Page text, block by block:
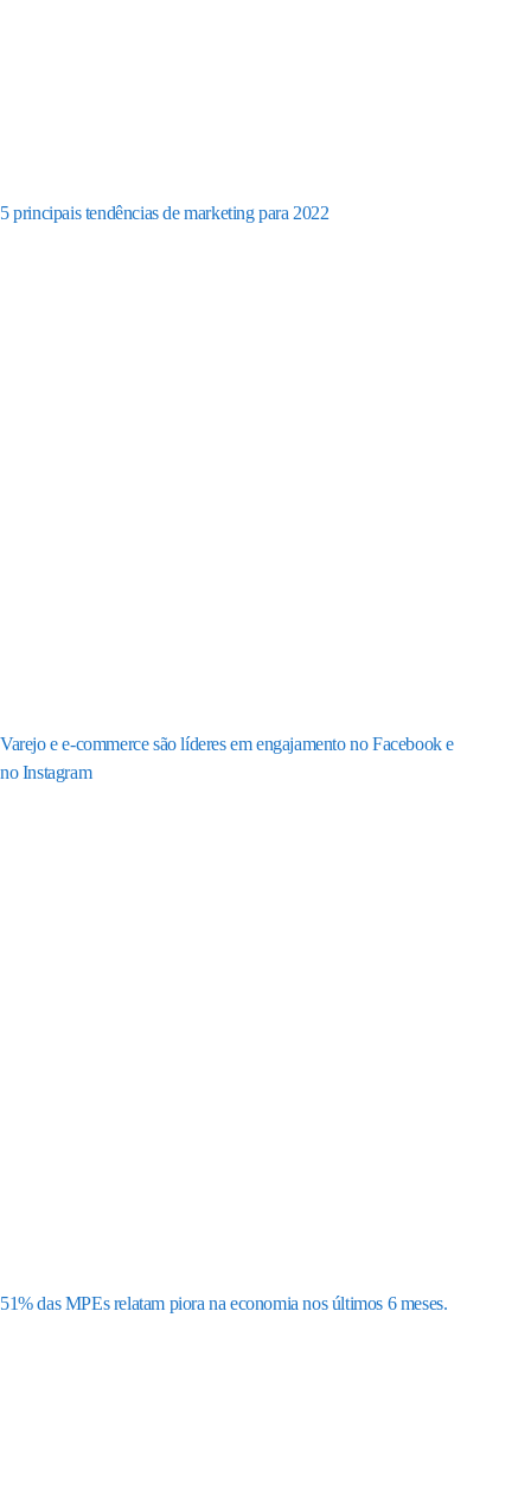
5 principais tendências de marketing para 2022
Varejo e e-commerce são líderes em engajamento no Facebook e
no Instagram
51% das MPEs relatam piora na economia nos últimos 6 meses.